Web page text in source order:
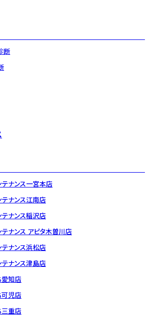
断
テナンス一宮本店
テナンス江南店
テナンス稲沢店
テナンス アピタ木曽川店
テナンス浜松店
テナンス津島店
愛知店
可児店
三重店